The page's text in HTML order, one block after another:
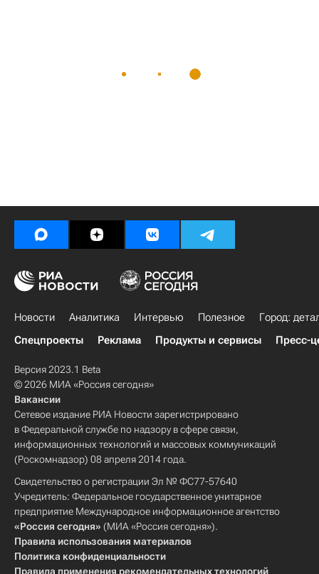
Новости Аналитика Интервью Полезное
Город:
Спецпроекты
Реклама Продукты и сервисы Пресс-
Версия 2023.1 Beta
© 2026 МИА «Россия сегодня»
Вакансии
Сетевое издание РИА Новости зарегистрировано
в Федеральной службе по надзору в сфере связи,
информационных технологий и массовых коммуникаций
(Роскомнадзор) 08 апреля 2014 года.
Свидетельство о регистрации Эл № ФС77-57640
Учредитель: Федеральное государственное унитарное
предприятие Международное информационное агентство
«Россия сегодня» (МИА «Россия сегодня»).
Правила использования материалов
Политика конфиденциальности
Правила применения рекомендательных технологий